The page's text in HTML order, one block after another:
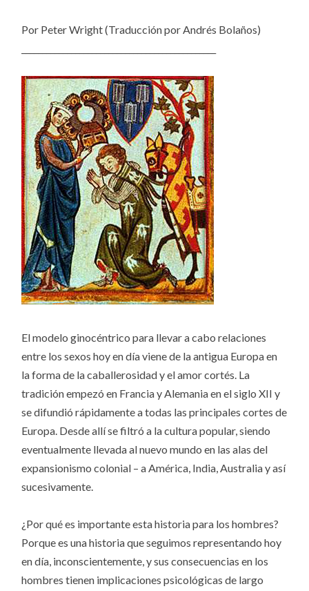
Por Peter Wright (Traducción por Andrés Bolaños)
El modelo ginocéntrico para llevar a cabo relaciones
entre los sexos hoy en día viene de la antigua Europa en
la forma de la caballerosidad y el amor cortés. La
tradición empezó en Francia y Alemania en el siglo XII y
se difundió rápidamente a todas las principales cortes de
Europa. Desde allí se filtró a la cultura popular, siendo
eventualmente llevada al nuevo mundo en las alas del
expansionismo colonial – a América, India, Australia y así
sucesivamente.
¿Por qué es importante esta historia para los hombres?
Porque es una historia que seguimos representando hoy
en día, inconscientemente, y sus consecuencias en los
hombres tienen implicaciones psicológicas de largo